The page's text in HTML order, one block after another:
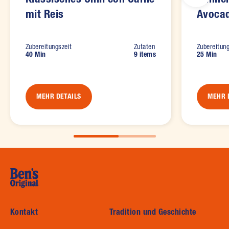
mit Reis
Zubereitungszeit
40 Min
Zutaten
9 items
MEHR DETAILS
25 Min
MEHR
Kontakt Tradition und Geschichte